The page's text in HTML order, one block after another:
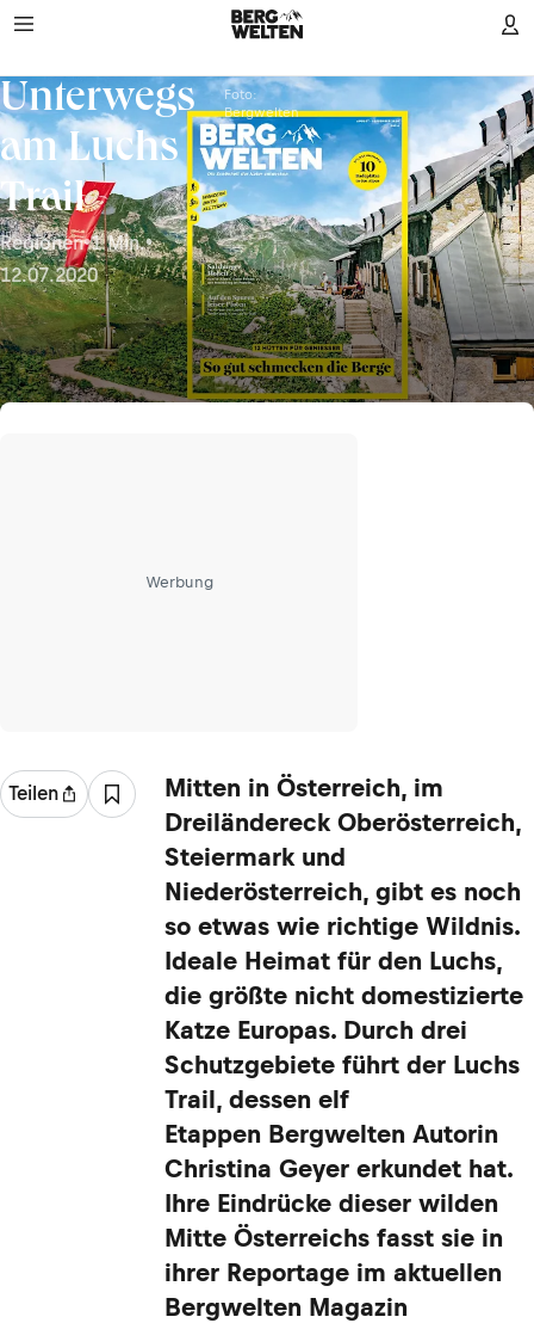
Unterwegs
am Luchs
Trail
Regionen•1 Min.•
12.07.2020
Foto:
Bergwelten
Werbung
Teilen
Mitten in Österreich, im
Dreiländereck Oberösterreich,
Steiermark und
Niederösterreich, gibt es noch
so etwas wie richtige Wildnis.
Ideale Heimat für den Luchs,
die größte nicht domestizierte
Katze Europas. Durch drei
Schutzgebiete führt der Luchs
Trail, dessen elf
Etappen Bergwelten Autorin
Christina Geyer erkundet hat.
Ihre Eindrücke dieser wilden
Mitte Österreichs fasst sie in
ihrer Reportage im aktuellen
Bergwelten Magazin